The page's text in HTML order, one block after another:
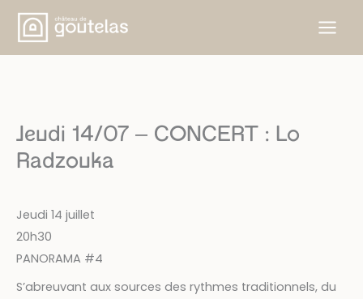
Aller
contenu
Jeudi 14/07 – CONCERT : Lo
Radzouka
Jeudi 14 juillet
20h30
PANORAMA #4
S’abreuvant aux sources des rythmes traditionnels, du